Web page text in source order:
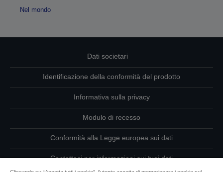
Nel mondo
Dati societari
Identificazione della conformità del prodotto
Informativa sulla privacy
Modulo di recesso
Conformità alla Legge europea sui dati
Contattaci per informazioni sui tuoi dati